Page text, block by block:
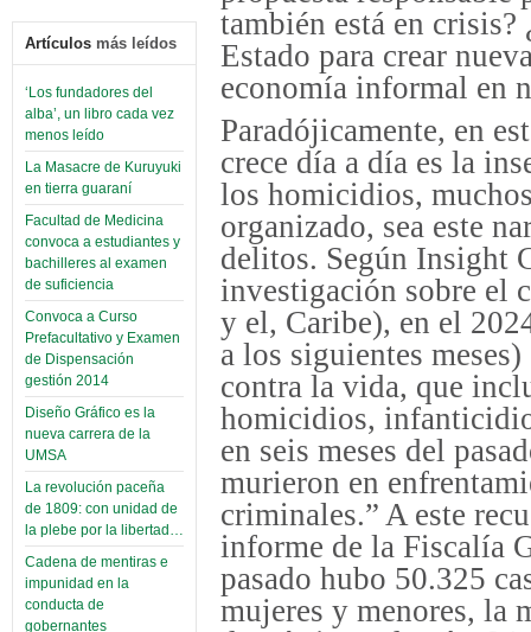
Artículos más leídos
‘Los fundadores del
alba’, un libro cada vez
menos leído
La Masacre de Kuruyuki
en tierra guaraní
Facultad de Medicina
convoca a estudiantes y
bachilleres al examen
de suficiencia
Convoca a Curso
Prefacultativo y Examen
de Dispensación
gestión 2014
Diseño Gráfico es la
nueva carrera de la
UMSA
La revolución paceña
de 1809: con unidad de
la plebe por la libertad…
Cadena de mentiras e
impunidad en la
conducta de
gobernantes
también está en
Estado para crear
economía informal en
Paradójicamente, en
crece día a día es la
los homicidios,
organizado, sea este
delitos. Según Insight
investigación sobre el
y el, Caribe), en el
a los siguientes
contra la vida, que
homicidios,
en seis meses del
murieron en
criminales.” A este
informe de la Fiscalía
pasado hubo 50.325
mujeres y menores, la